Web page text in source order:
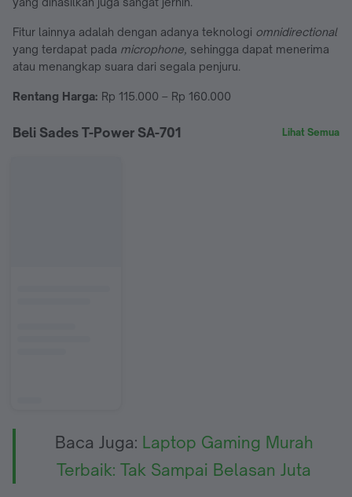
Fitur lainnya adalah dengan adanya teknologi omnidirectional
yang terdapat pada microphone, sehingga dapat menerima
atau menangkap suara dari segala penjuru.
Rentang Harga: Rp 115.000 – Rp 160.000
Beli Sades T-Power SA-701 Lihat Semua
Baca Juga: Laptop Gaming Murah
Terbaik: Tak Sampai Belasan Juta